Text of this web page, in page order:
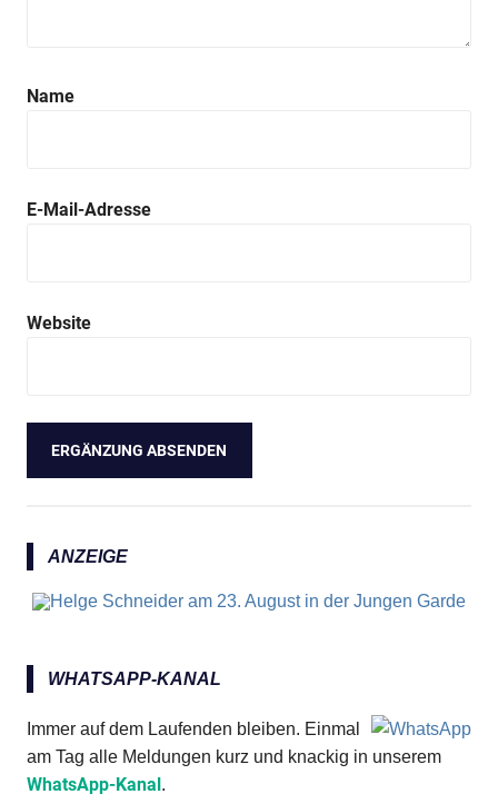
Name
E-Mail-Adresse
Website
ANZEIGE
WHATSAPP-KANAL
Immer auf dem Laufenden bleiben. Einmal
am Tag alle Meldungen kurz und knackig in unserem
WhatsApp-Kanal.